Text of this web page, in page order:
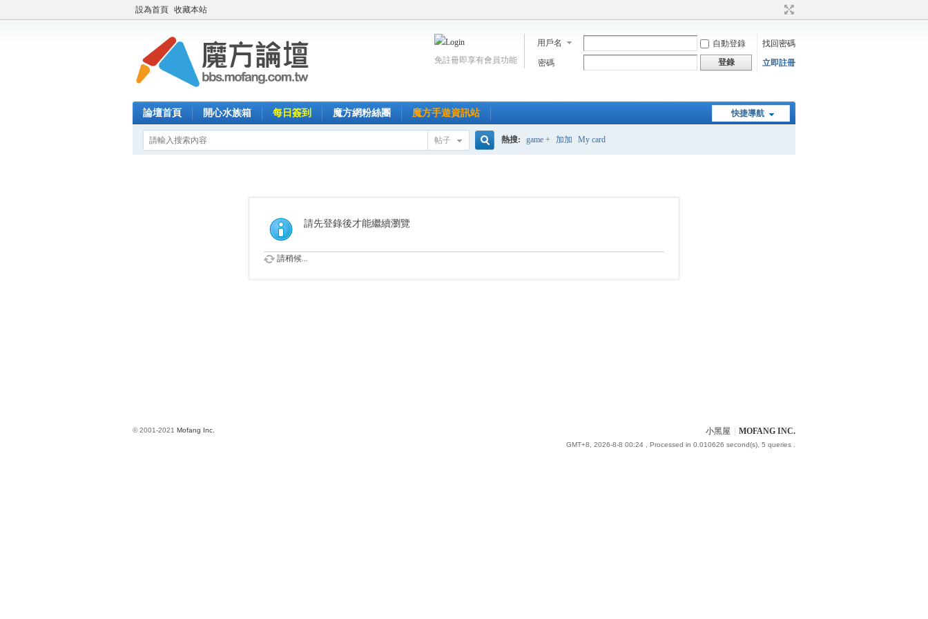
設為首頁 收藏本站
用戶名 自動登錄
找回密碼
密碼
登錄 立即註冊
免註冊即享有會員功能
快捷導航
論壇首頁 開心水族箱 每日簽到 魔方網粉絲團 魔方手遊資訊站
帖子 熱搜: game + 加加 My card
請先登錄後才能繼續瀏覽
請稍候...
小黑屋 MOFANG INC.
GMT+8, 2026-8-8 00:24 , Processed in 0.010626 second(s), 5 queries .
© 2001-2021 Mofang Inc.